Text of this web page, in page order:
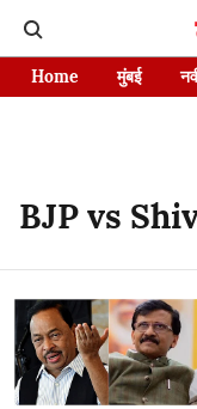
Home मुंबई
BJP vs